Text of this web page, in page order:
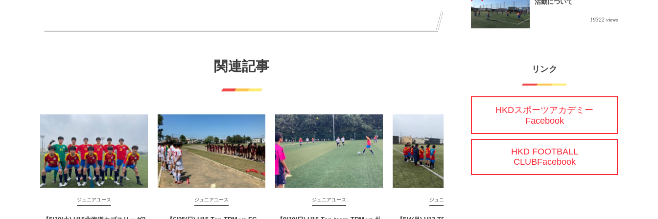
関連記事
ジュニアユース ジュニアユース ジュニアユース ジュニアユース
活動について
19322 views
リンク
HKDスポーツアカデミー
Facebook
HKD FOOTBALL
CLUBFacebook